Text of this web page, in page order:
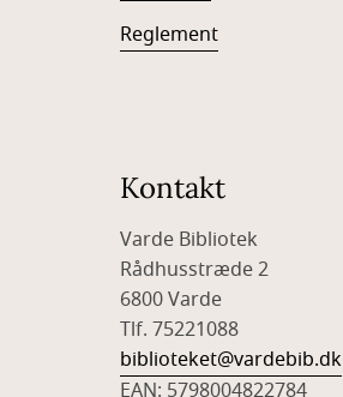
Reglement
Kontakt
Varde Bibliotek
Rådhusstræde 2
6800 Varde
Tlf. 75221088
biblioteket@vardebib.dk
EAN: 5798004822784